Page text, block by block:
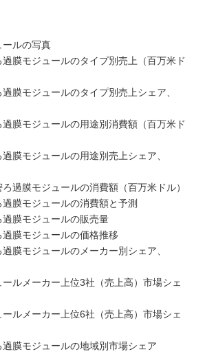
ールの写真
過膜モジュールのタイプ別売上（百万米ド
過膜モジュールのタイプ別売上シェア、
過膜モジュールの用途別消費額（百万米ド
膜モジュールの用途別売上シェア、
ろ過膜モジュールの消費額（百万米ドル）
過膜モジュールの消費額と予測
過膜モジュールの販売量
過膜モジュールの価格推移
膜モジュールのメーカー別シェア、
ールメーカー上位3社（売上高）市場シェ
ールメーカー上位6社（売上高）市場シェ
過膜モジュールの地域別市場シェア